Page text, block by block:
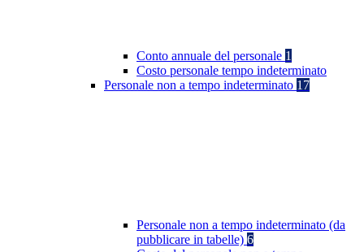
Conto annuale del personale 1
Costo personale tempo indeterminato
Personale non a tempo indeterminato 17
Personale non a tempo indeterminato (da
pubblicare in tabelle) 6